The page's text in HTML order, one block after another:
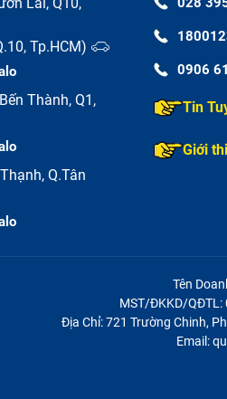
Lài, Q10,
Tp.HCM)
Thành, Q1,
Q.Tân
0906
Tin
Giới
Tên
MST/ĐKKD/QĐTL:
Địa Chỉ: 721 Trường Chinh,
Email: